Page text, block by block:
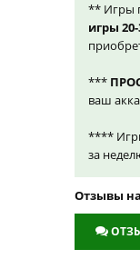
** Игры
игры
***
ваш
****
за
Отзывы